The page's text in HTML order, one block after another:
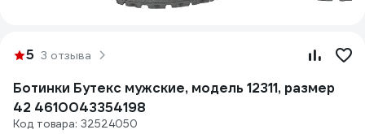
5 3 отзыва
Ботинки Бутекс мужские, модель 12311, размер
42 4610043354198
Код товара: 32524050